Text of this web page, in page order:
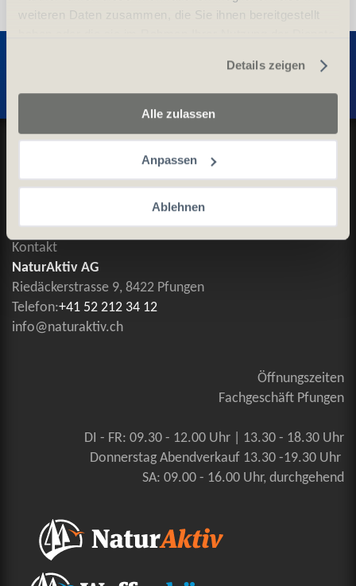
weiteren Daten zusammen, die Sie ihnen bereitgestellt
Details zeigen
Alle zulassen
Anpassen
Ablehnen
Datenschutz und Cookie-Richtlinien
Allgemeine Geschäftsbedingungen
Kontaktieren Sie uns
Kontakt
NaturAktiv AG
Riedäckerstrasse 9, 8422 Pfungen
Telefon:+41 52 212 34 12
info@naturaktiv.ch
Öffnungszeiten
Fachgeschäft Pfungen
DI - FR: 09.30 - 12.00 Uhr | 13.30 - 18.30 Uhr
Donnerstag Abendverkauf 13.30 -19.30 Uhr
SA: 09.00 - 16.00 Uhr, durchgehend